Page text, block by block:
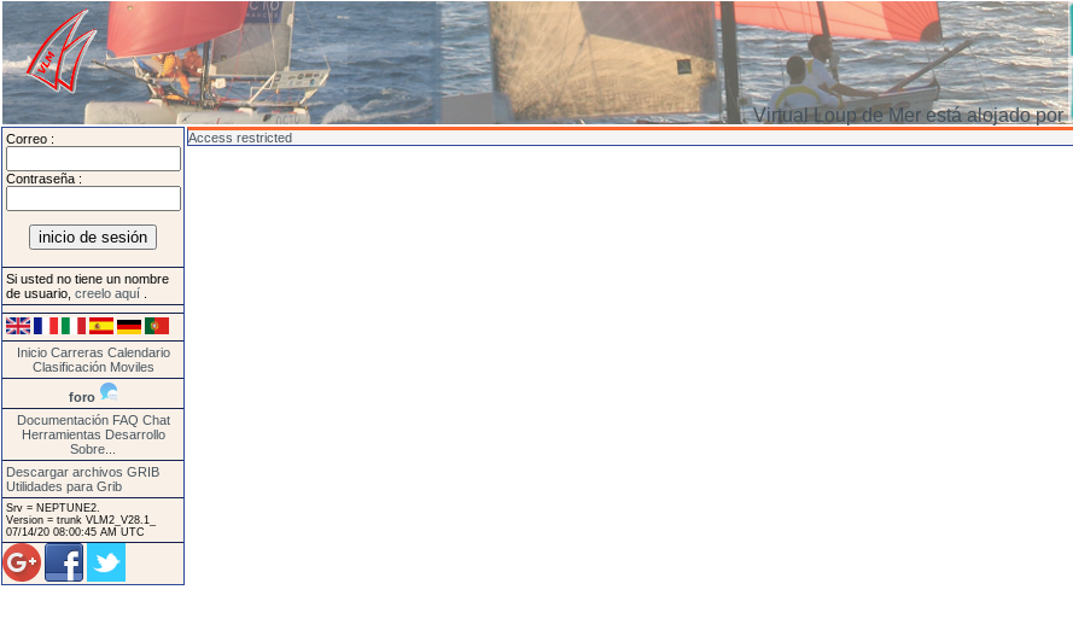
Virtual Loup de Mer está alojado por
Correo :
Contraseña :
Si usted no tiene un nombre
de usuario, creelo aquí
Inicio Carreras Calendario
Clasificación Moviles
foro
Documentación FAQ Chat
Herramientas Desarrollo
Sobre...
Descargar archivos GRIB
Utilidades para Grib
Srv = NEPTUNE2.
Version = trunk VLM2_V28.1_
07/14/20 08:00:45 AM UTC
Access restricted